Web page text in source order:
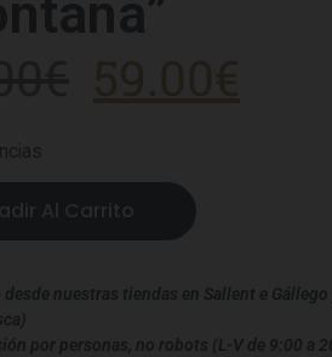
Al Carrito
desde nuestras tiendas en Sallent e Gállego
por personas, no robots (L-V de 9:00 a